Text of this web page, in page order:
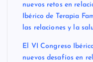
nuevos retos en
Ibérico de Terapia
las relaciones y la
El VI Congreso
nuevos desafíos en